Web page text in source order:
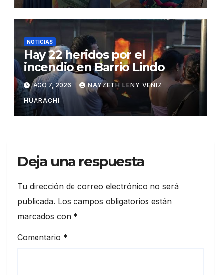
NOTICIAS
Hay 22 heridos por el
incendio en Barrio Lindo
AGO 7, 2026 NAYZETH LENY VENIZ
HUARACHI
Deja una respuesta
Tu dirección de correo electrónico no será
publicada. Los campos obligatorios están
marcados con *
Comentario *